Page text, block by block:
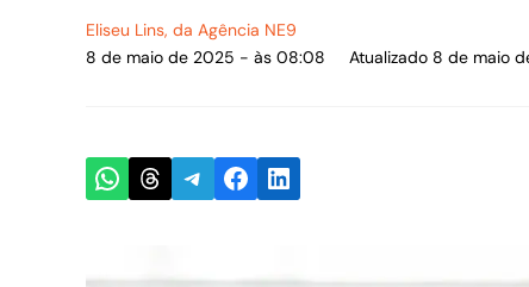
Eliseu Lins, da Agência NE9
8 de maio de 2025 - às 08:08
Atualizado 8 de maio
Share on WhatsApp
Share on Threads
Share on Telegram
Share on Facebook
Share on LinkedIn